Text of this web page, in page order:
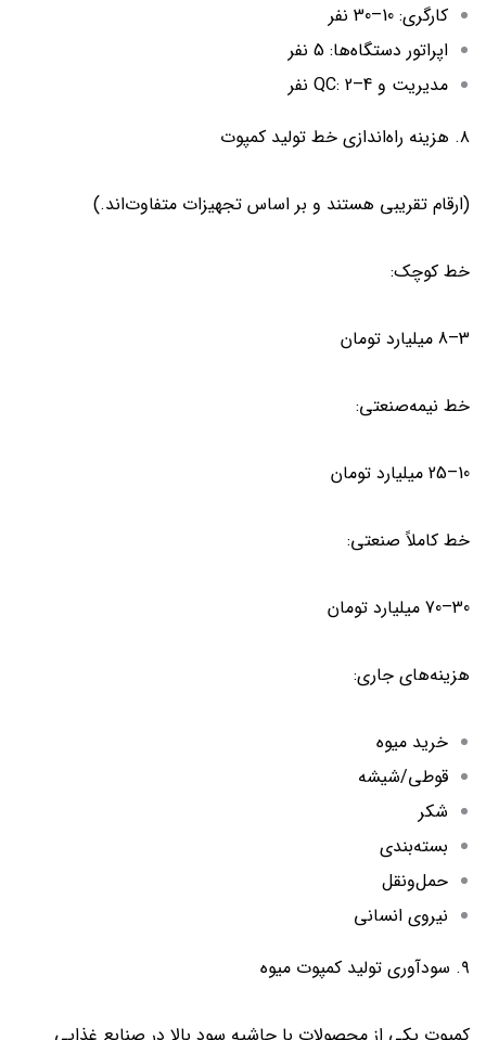
کارگری: 10–30 نفر
اپراتور دستگاه‌ها: 5 نفر
مدیریت و QC: 2–4 نفر
۸. هزینه راه‌اندازی خط تولید کمپوت
(ارقام تقریبی هستند و بر اساس تجهیزات متفاوت‌اند.)
خط کوچک:
3–8 میلیارد تومان
خط نیمه‌صنعتی:
10–25 میلیارد تومان
خط کاملاً صنعتی:
30–70 میلیارد تومان
هزینه‌های جاری:
خرید میوه
قوطی/شیشه
شکر
بسته‌بندی
حمل‌ونقل
نیروی انسانی
۹. سودآوری تولید کمپوت میوه